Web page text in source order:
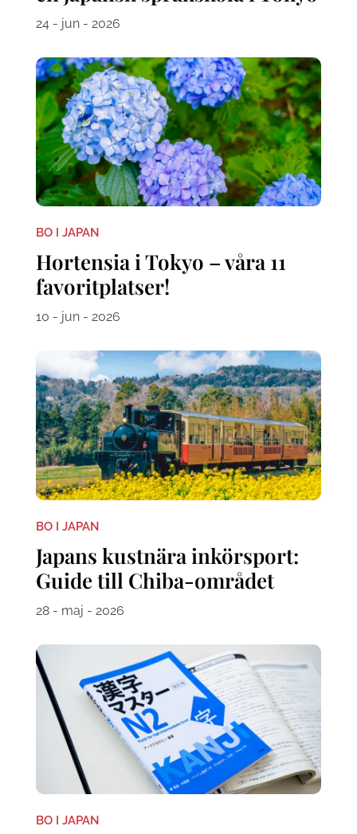
24 - jun - 2026
BO I JAPAN
Hortensia i Tokyo – våra 11
favoritplatser!
10 - jun - 2026
BO I JAPAN
Japans kustnära inkörsport:
Guide till Chiba-området
28 - maj - 2026
BO I JAPAN